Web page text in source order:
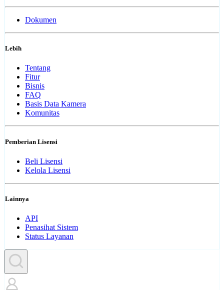
Dokumen
Lebih
Tentang
Fitur
Bisnis
FAQ
Basis Data Kamera
Komunitas
Pemberian Lisensi
Beli Lisensi
Kelola Lisensi
Lainnya
API
Penasihat Sistem
Status Layanan